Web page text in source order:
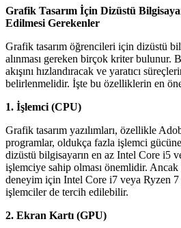
Grafik Tasarım İçin Dizüstü
Edilmesi Gerekenler
Grafik tasarım öğrencileri için dizüstü
alınması gereken birçok kriter bulunur.
akışını hızlandıracak ve yaratıcı
belirlenmelidir. İşte bu özelliklerin en
1. İşlemci (CPU)
Grafik tasarım yazılımları, özellikle
programlar, oldukça fazla işlemci
dizüstü bilgisayarın en az Intel Core i5
işlemciye sahip olması önemlidir. Ancak
deneyim için Intel Core i7 veya Ryzen
işlemciler de tercih edilebilir.
2. Ekran Kartı (GPU)